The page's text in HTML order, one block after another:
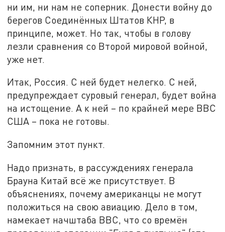
ни им, ни нам не соперник. Донести войну до
берегов Соединённых Штатов КНР, в
принципе, может. Но так, чтобы в голову
лезли сравнения со Второй мировой войной,
уже нет.
Итак, Россия. С ней будет нелегко. С ней,
предупреждает суровый генерал, будет война
на истощение. А к ней – по крайней мере ВВС
США – пока не готовы.
Запомним этот пункт.
Надо признать, в рассуждениях генерала
Брауна Китай всё же присутствует. В
объяснениях, почему американцы не могут
положиться на свою авиацию. Дело в том,
намекает начштаба ВВС, что со времён